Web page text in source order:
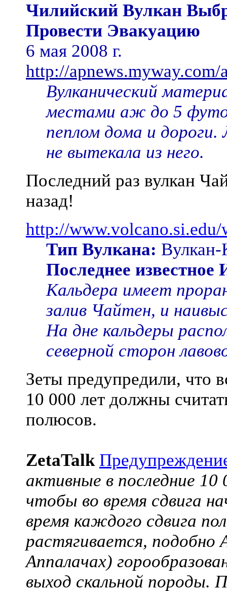
Чилийский Вулкан
Провести Эвакуацию
6 мая 2008 г.
http://
Вулканический
местами аж до 5
пеплом дома и дороги.
не вытекала из него.
Последний раз вулкан
назад!
http://
Тип Вулкана: Вулкан-
Последнее
Кальдера имеет
залив Чайтен, и
На дне кальдеры
северной сторон
Зеты предупредили, что
10 000 лет должны
полюсов.
ZetaTalk
активные в последние
чтобы во время сдвига
время каждого сдвига
растягивается, подобно
Аппалачах)
выход скальной породы.